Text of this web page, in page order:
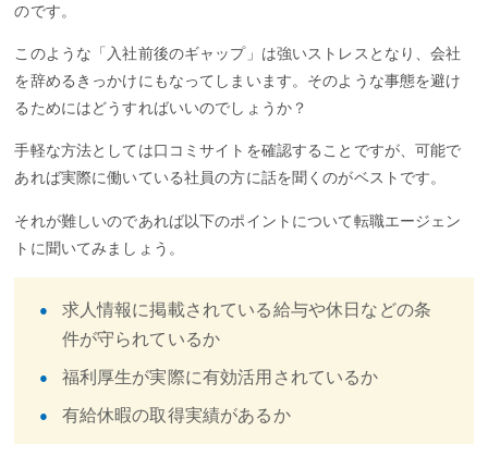
のです。
このような「入社前後のギャップ」は強いストレスとなり、会社
を辞めるきっかけにもなってしまいます。そのような事態を避け
るためにはどうすればいいのでしょうか？
手軽な方法としては口コミサイトを確認することですが、可能で
あれば実際に働いている社員の方に話を聞くのがベストです。
それが難しいのであれば以下のポイントについて転職エージェン
トに聞いてみましょう。
求人情報に掲載されている給与や休日などの条
件が守られているか
福利厚生が実際に有効活用されているか
有給休暇の取得実績があるか